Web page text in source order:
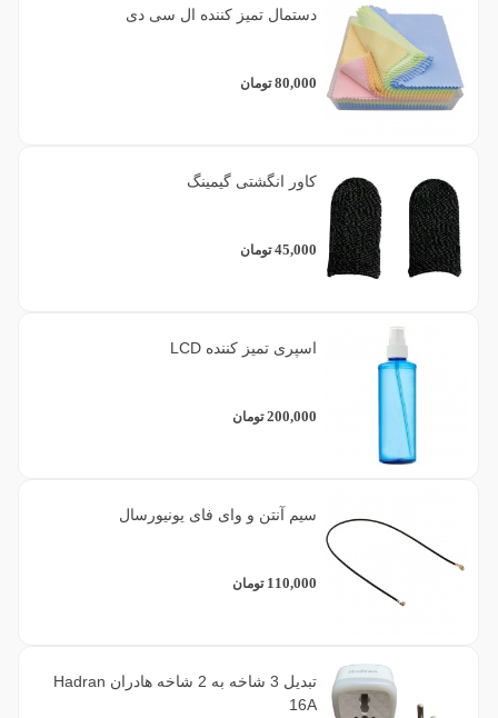
دستمال تمیز کننده ال سی دی
80,000 تومان
کاور انگشتی گیمینگ
45,000 تومان
اسپری تمیز کننده LCD
200,000 تومان
سیم آنتن و وای فای یونیورسال
110,000 تومان
تبدیل 3 شاخه به 2 شاخه هادران Hadran
16A